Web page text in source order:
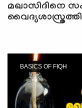
മഖാസിദിനെ
BASICS OF FIQH